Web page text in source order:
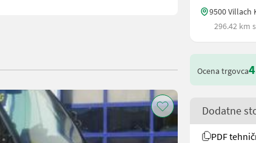
9500 Villach
296.42 km
Ocena trgovca
Dodatne
PDF